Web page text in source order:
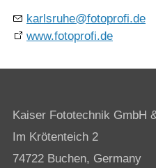
karlsruhe@fotoprofi.de
www.fotoprofi.de
Kaiser Fototechnik GmbH
Im Krötenteich 2
74722 Buchen, Germany